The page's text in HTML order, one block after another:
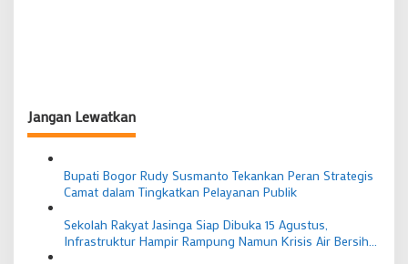
Jangan Lewatkan
Bupati Bogor Rudy Susmanto Tekankan Peran Strategis
Camat dalam Tingkatkan Pelayanan Publik
Sekolah Rakyat Jasinga Siap Dibuka 15 Agustus,
Infrastruktur Hampir Rampung Namun Krisis Air Bersih